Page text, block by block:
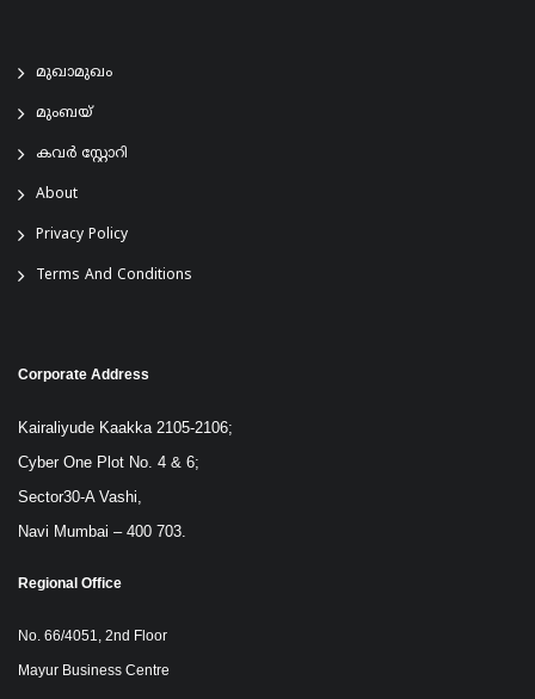
മുഖാമുഖം
മുംബയ്
കവർ സ്റ്റോറി
About
Privacy Policy
Terms And Conditions
Corporate Address
Kairaliyude Kaakka 2105-2106;
Cyber One Plot No. 4 & 6;
Sector30-A Vashi,
Navi Mumbai – 400 703.
Regional Office
No. 66/4051, 2nd Floor
Mayur Business Centre